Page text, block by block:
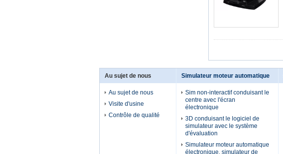
Au sujet de nous
Au sujet de nous
Visite d'usine
Contrôle de qualité
Simulateur moteur automatique
Sim non-interactif conduisant le
centre avec l'écran
électronique
3D conduisant le logiciel de
simulateur avec le système
d'évaluation
Simulateur moteur automatique
électronique, simulateur de